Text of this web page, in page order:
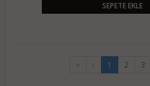
SEPETE EKLE
« ‹ 1 2 3